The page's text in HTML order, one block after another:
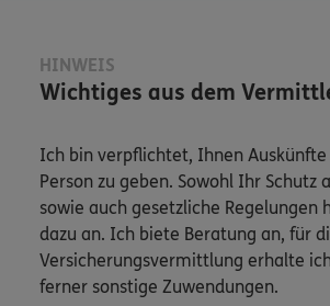
HINWEIS
Wichtiges aus dem
Ich bin verpflichtet, Ihnen
Person zu geben. Sowohl Ihr Schutz
sowie auch gesetzliche Regelungen
dazu an. Ich biete Beratung an, für
Versicherungsvermittlung erhalte
ferner sonstige Zuwendungen.